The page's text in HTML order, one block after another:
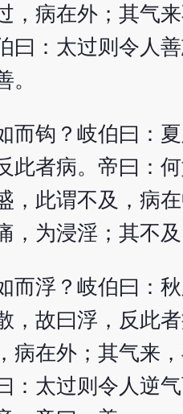
，病在外；其气
曰：太过则令人
。
而钩？岐伯曰：
此者病。帝曰：
，此谓不及，病
，为浸淫；其不
而浮？岐伯曰：
，故曰浮，反此
病在外；其气来
：太过则令人逆